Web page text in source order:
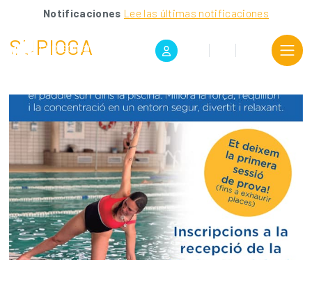
Notificaciones Lee las últimas notificaciones
SUPIOGA